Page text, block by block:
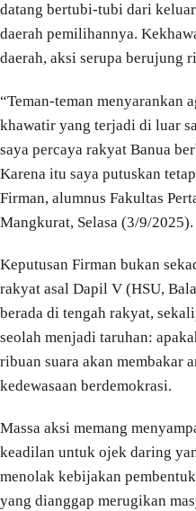
datang bertubi-tubi dari
daerah pemilihannya.
daerah, aksi serupa berujung
“Teman-teman menyarankan
khawatir yang terjadi di luar
saya percaya rakyat Banua
Karena itu saya putuskan
Firman, alumnus Fakultas
Mangkurat, Selasa (3/9/2025).
Keputusan Firman bukan
rakyat asal Dapil V (HSU,
berada di tengah rakyat,
seolah menjadi taruhan:
ribuan suara akan membakar
kedewasaan berdemokrasi.
Massa aksi memang
keadilan untuk ojek daring
menolak kebijakan
yang dianggap merugikan